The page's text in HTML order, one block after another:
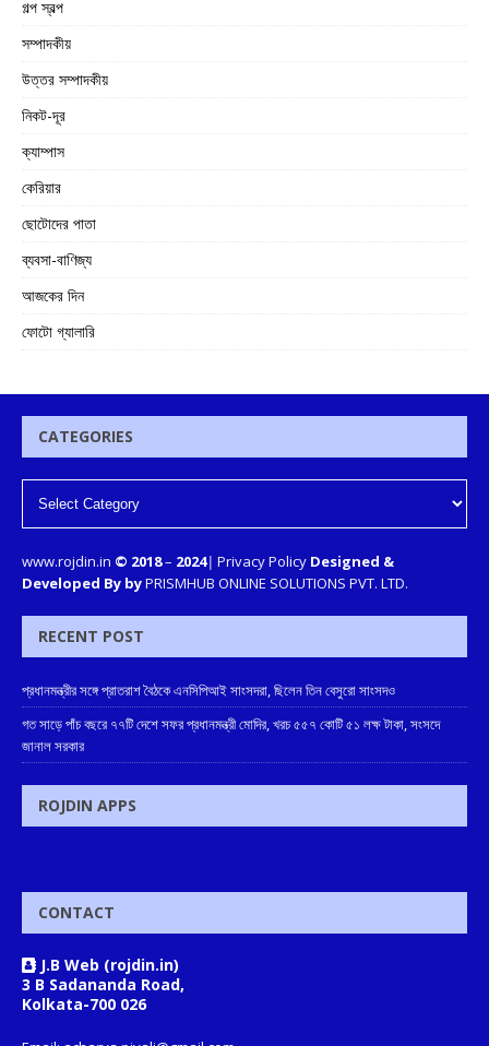
গল্প স্বল্প
সম্পাদকীয়
উত্তর সম্পাদকীয়
নিকট-দূর
ক্যাম্পাস
কেরিয়ার
ছোটোদের পাতা
ব্যবসা-বাণিজ্য
আজকের দিন
ফোটো গ্যালারি
CATEGORIES
www.rojdin.in © 2018– 2024| Privacy Policy Designed &
Developed By byPRISMHUB ONLINE SOLUTIONS PVT. LTD.
RECENT POST
প্রধানমন্ত্রীর সঙ্গে প্রাতরাশ বৈঠকে এনসিপিআই সাংসদরা, ছিলেন তিন বেসুরো সাংসদও
গত সাড়ে পাঁচ বছরে ৭৭টি দেশে সফর প্রধানমন্ত্রী মোদির, খরচ ৫৫৭ কোটি ৫১ লক্ষ টাকা, সংসদে
জানাল সরকার
ROJDIN APPS
CONTACT
J.B Web (rojdin.in)
3 B Sadananda Road,
Kolkata-700 026